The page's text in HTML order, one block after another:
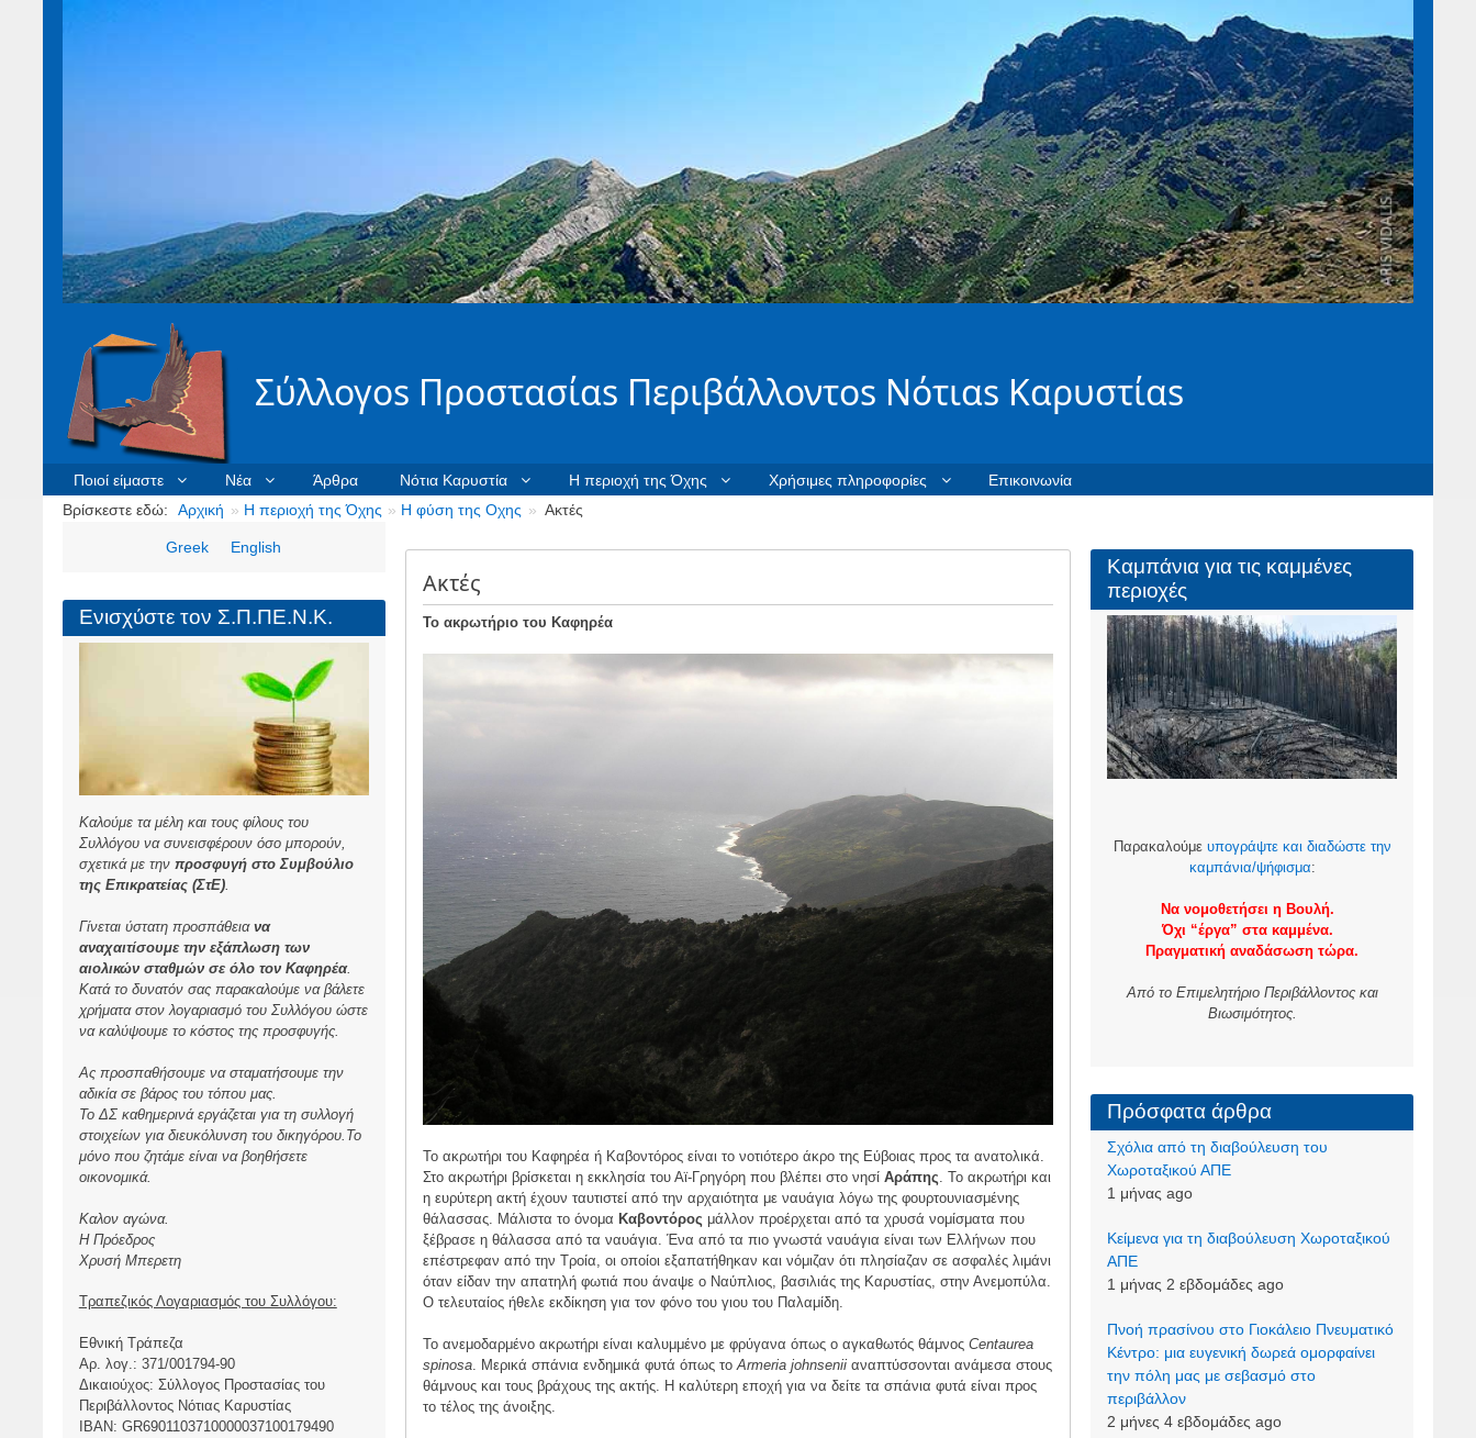
Σύλλογοs Προστασίαs Περιβάλλοντοs Νότιαs Καρυστίαs
Ποιοί είμαστε Νέα Άρθρα Νότια Καρυστία Η περιοχή της Όχης Χρήσιμες πληροφορίες Επικοινωνία
Breadcrumbs
Βρίσκεστε εδώ: Αρχική Η περιοχή της Όχης Η φύση της Οχης Ακτές
Ακτές
Το ακρωτήριο του Καφηρέα
Το ακρωτήρι του Καφηρέα ή Καβοντόρος είναι το νοτιότερο άκρο της Εύβοιας προς τα ανατολικά.
Στο ακρωτήρι βρίσκεται η εκκλησία του Αϊ-Γρηγόρη που βλέπει στο νησί Αράπης. Το ακρωτήρι και
η ευρύτερη ακτή έχουν ταυτιστεί από την αρχαιότητα με ναυάγια λόγω της φουρτουνιασμένης
θάλασσας. Μάλιστα το όνομα Καβοντόρος μάλλον προέρχεται από τα χρυσά νομίσματα που
ξέβρασε η θάλασσα από τα ναυάγια. Ένα από τα πιο γνωστά ναυάγια είναι των Ελλήνων που
επέστρεφαν από την Τροία, οι οποίοι εξαπατήθηκαν και νόμιζαν ότι πλησίαζαν σε ασφαλές λιμάνι
όταν είδαν την απατηλή φωτιά που άναψε ο Ναύπλιος, βασιλιάς της Καρυστίας, στην Ανεμοπύλα.
Ο τελευταίος ήθελε εκδίκηση για τον φόνο του γιου του Παλαμίδη.
Το ανεμοδαρμένο ακρωτήρι είναι καλυμμένο με φρύγανα όπως ο αγκαθωτός θάμνος Centaurea
spinosa. Μερικά σπάνια ενδημικά φυτά όπως το Armeria johnseniiαναπτύσσονται ανάμεσα στους
θάμνους και τους βράχους της ακτής. Η καλύτερη εποχή για να δείτε τα σπάνια φυτά είναι προς
το τέλος της άνοιξης.
Greek English
Ενισχύστε τον Σ.Π.ΠΕ.Ν.Κ.
Καλούμε τα μέλη και τους φίλους του
Συλλόγου να συνεισφέρουν όσο μπορούν,
σχετικά με την προσφυγή στο Συμβούλιο
της Επικρατείας (ΣτΕ).
Γίνεται ύστατη προσπάθεια να
αναχαιτίσουμε την εξάπλωση των
αιολικών σταθμών σε όλο τον Καφηρέα.
Κατά το δυνατόν σας παρακαλούμε να βάλετε
χρήματα στον λογαριασμό του Συλλόγου ώστε
να καλύψουμε το κόστος της προσφυγής.
Ας προσπαθήσουμε να σταματήσουμε την
αδικία σε βάρος του τόπου μας.
Το ΔΣ καθημερινά εργάζεται για τη συλλογή
στοιχείων για διευκόλυνση του δικηγόρου.Το
μόνο που ζητάμε είναι να βοηθήσετε
οικονομικά.
Καλον αγώνα.
Η Πρόεδρος
Χρυσή Μπερετη
Τραπεζικός Λογαριασμός του Συλλόγου:
Εθνική Τράπεζα
Αρ. λογ.: 371/001794-90
Δικαιούχος: Σύλλογος Προστασίας του
Περιβάλλοντος Νότιας Καρυστίας
ΙBAN: GR6901103710000037100179490
Καμπάνια για τις καμμένες
περιοχές
Παρακαλούμε υπογράψτε και διαδώστε την
καμπάνια/ψήφισμα:
Να νομοθετήσει η Βουλή.
Όχι “έργα” στα καμμένα.
Πραγματική αναδάσωση τώρα.
Από το Επιμελητήριο Περιβάλλοντος και
Βιωσιμότητος.
Πρόσφατα άρθρα
Σχόλια από τη διαβούλευση του
Χωροταξικού ΑΠΕ
1 μήνας ago
Kείμενα για τη διαβούλευση Χωροταξικού
ΑΠΕ
1 μήνας 2 εβδομάδες ago
Πνοή πρασίνου στο Γιοκάλειο Πνευματικό
Κέντρο: μια ευγενική δωρεά ομορφαίνει
την πόλη μας με σεβασμό στο
περιβάλλον
2 μήνες 4 εβδομάδες ago